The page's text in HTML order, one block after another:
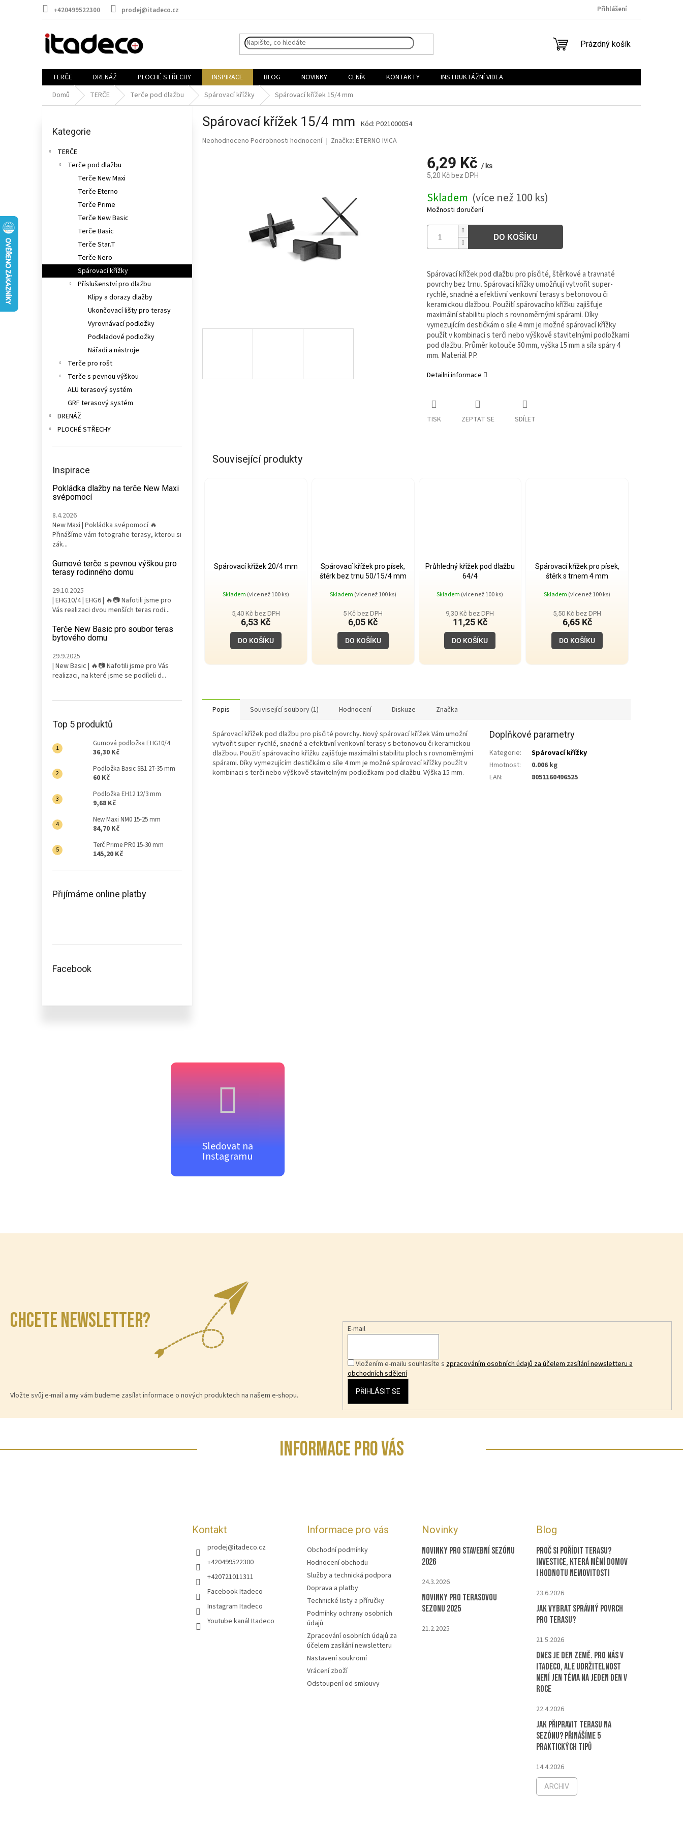
+420499522300 prodej@itadeco.cz Přihlášení
NÁKUPNÍ
Prázdný košík
TERČE DRENÁŽ PLOCHÉ STŘECHY INSPIRACE BLOG NOVINKY CENÍK KONTAKTY
INSTRUKTÁŽNÍ VIDEA
Domů
TERČE Terče pod dlažbu Spárovací křížky Spárovací křížek 15/4 mm
kategorie
Kategorie
TERČE
Terče pod dlažbu
Terče New Maxi
Terče Eterno
Terče Prime
Terče New Basic
Terče Basic
Terče Star.T
Terče Nero
Spárovací křížky
Příslušenství pro dlažbu
Klipy a dorazy dlažby
Ukončovací lišty pro terasy
Vyrovnávací podložky
Podkladové podložky
Nářadí a nástroje
Terče pro rošt
Terče s pevnou výškou
ALU terasový systém
GRF terasový systém
DRENÁŽ
PLOCHÉ STŘECHY
Inspirace
Pokládka dlažby na terče New Maxi
svépomocí
8.4.2026
New Maxi | Pokládka svépomocí 🔥
Přinášíme vám fotografie terasy, kterou si
zák...
Gumové terče s pevnou výškou pro
terasy rodinného domu
29.10.2025
| EHG10/4 | EHG6 | 🔥📷 Nafotili jsme pro
Vás realizaci dvou menších teras rodi...
Terče New Basic pro soubor teras
bytového domu
29.9.2025
| New Basic | 🔥📷 Nafotili jsme pro Vás
realizaci, na které jsme se podíleli d...
Top 5 produktů
Gumová podložka EHG10/4
36,30 Kč
Podložka Basic SB1 27-35 mm
60 Kč
Podložka EH12 12/3 mm
9,68 Kč
New Maxi NM0 15-25 mm
84,70 Kč
Terč Prime PR0 15-30 mm
145,20 Kč
Přijímáme online platby
Facebook
Spárovací křížek 15/4 mm Kód: P021000054
Průměrné
Neohodnoceno Podrobnosti hodnocení Značka: ETERNO IVICA
6,29 Kč / ks
5,20 Kč bez DPH
cena:
Skladem (více než 100 ks)
Možnosti doručení
DO KOŠÍKU
Spárovací křížek pod dlažbu pro písčité, štěrkové a travnaté
povrchy bez trnu. Spárovací křížky umožňují vytvořit super-
rychlé, snadné a efektivní venkovní terasy s betonovou či
keramickou dlažbou. Použití spárovacího křížku zajišťuje
maximální stabilitu ploch s rovnoměrnými spárami. Díky
vymezujícím destičkám o síle 4 mm je možné spárovací křížky
použít v kombinaci s terči nebo výškově stavitelnými podložkami
pod dlažbu. Průměr kotouče 50 mm, výška 15 mm a síla spáry 4
mm. Materiál PP.
Detailní informace
TISK ZEPTAT SE SDÍLET
Související produkty
Spárovací křížek 20/4 mm
Skladem (více než 100 ks)
5,40 Kč bez DPH
6,53 Kč
DO KOŠÍKU
Spárovací křížek pro písek,
štěrk bez trnu 50/15/4 mm
Skladem (více než 100 ks)
5 Kč bez DPH
6,05 Kč
DO KOŠÍKU
Průhledný křížek pod dlažbu
64/4
Skladem (více než 100 ks)
9,30 Kč bez DPH
11,25 Kč
DO KOŠÍKU
Spárovací křížek pro písek,
štěrk s trnem 4 mm
Skladem (více než 100 ks)
5,50 Kč bez DPH
6,65 Kč
DO KOŠÍKU
Popis Související soubory (1) Hodnocení Diskuze Značka
Spárovací křížek pod dlažbu pro písčité povrchy. Nový spárovací křížek Vám umožní
vytvořit super-rychlé, snadné a efektivní venkovní terasy s betonovou či keramickou
dlažbou. Použití spárovacího křížku zajišťuje maximální stabilitu ploch s rovnoměrnými
spárami. Díky vymezujícím destičkám o síle 4 mm je možné spárovací křížky použít v
kombinaci s terči nebo výškově stavitelnými podložkami pod dlažbu. Výška 15 mm.
Doplňkové parametry
Kategorie:
Spárovací křížky
Hmotnost:
0.006 kg
EAN: 8051160496525
Sledovat na
Instagramu
CHCETE NEWSLETTER?
Vložte svůj e-mail a my vám budeme zasílat informace o nových produktech na našem e-shopu.
E-mail
Vložením e-mailu souhlasíte szpracováním osobních údajů za účelem zasílání newsletteru a
obchodních sdělení
PŘIHLÁSIT SE
INFORMACE PRO VÁS
Kontakt
prodej@itadeco.cz
+420499522300
+420721011311
Facebook Itadeco
Instagram Itadeco
Youtube kanál Itadeco
Informace pro vás
Obchodní podmínky
Hodnocení obchodu
Služby a technická podpora
Doprava a platby
Technické listy a příručky
Podmínky ochrany osobních
údajů
Zpracování osobních údajů za
účelem zasílání newsletteru
Nastavení soukromí
Vrácení zboží
Odstoupení od smlouvy
Novinky
Novinky pro stavební sezónu
2026
24.3.2026
Novinky pro terasovou
sezonu 2025
21.2.2025
Blog
Proč si pořídit terasu?
Investice, která mění domov
i hodnotu nemovitosti
23.6.2026
Jak vybrat správný povrch
pro terasu?
21.5.2026
Dnes je Den Země. Pro nás v
ITADECO, ale udržitelnost
není jen téma na jeden den v
roce
22.4.2026
Jak připravit terasu na
sezónu? Přinášíme 5
praktických tipů
14.4.2026
ARCHIV